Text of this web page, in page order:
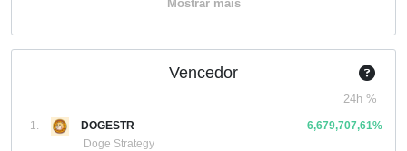
Mostrar mais
Vencedor
24h %
1.
DOGESTR
Doge Strategy
6,679,707,61%